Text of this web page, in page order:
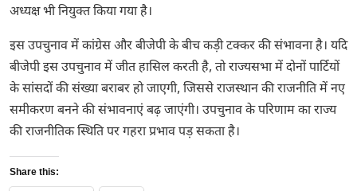
अध्यक्ष भी नियुक्त किया गया है।
इस उपचुनाव में कांग्रेस और बीजेपी के बीच कड़ी टक्कर की संभावना है। यदि
बीजेपी इस उपचुनाव में जीत हासिल करती है, तो राज्यसभा में दोनों पार्टियों
के सांसदों की संख्या बराबर हो जाएगी, जिससे राजस्थान की राजनीति में नए
समीकरण बनने की संभावनाएं बढ़ जाएंगी। उपचुनाव के परिणाम का राज्य
की राजनीतिक स्थिति पर गहरा प्रभाव पड़ सकता है।
Share this: